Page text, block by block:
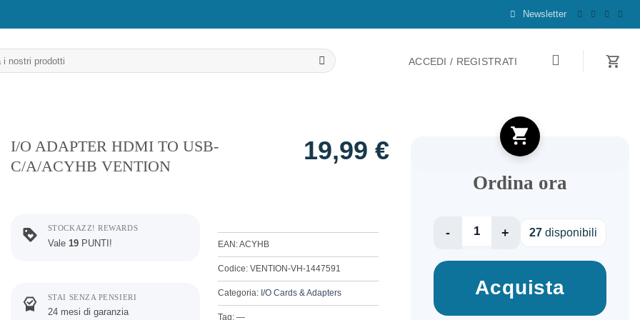
Newsletter
ACCEDI / REGISTRATI
I/O ADAPTER HDMI TO USB-
C/A/ACYHB VENTION
19,99 €
STOCKAZZ! REWARDS
Vale 19 PUNTI!
STAI SENZA PENSIERI
24 mesi di garanzia
EAN: ACYHB
Codice: VENTION-VH-1447591
Categoria: I/O Cards & Adapters
Tag: —
Ordina ora
TO
C/A/ACYHB
27 disponibili
Acquista